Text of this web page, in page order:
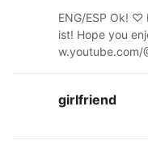
ENG/ESP Ok! ♡
ist! Hope you
girlfriend